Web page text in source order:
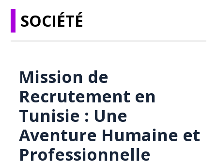
SOCIÉTÉ
Mission de
Recrutement en
Tunisie : Une
Aventure Humaine et
Professionnelle